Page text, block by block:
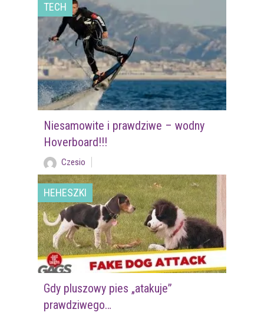
TECH
Niesamowite i prawdziwe – wodny
Hoverboard!!!
Czesio
HEHESZKI
Gdy pluszowy pies „atakuje”
prawdziwego…